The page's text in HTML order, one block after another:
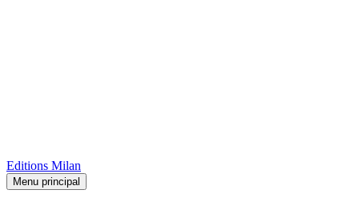
Editions Milan
Menu principal